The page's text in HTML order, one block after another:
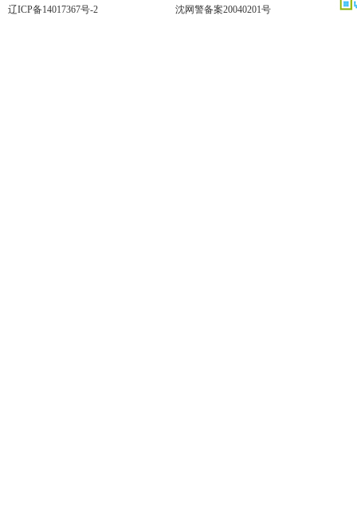
辽ICP备14017367号-2 沈网警备案20040201号